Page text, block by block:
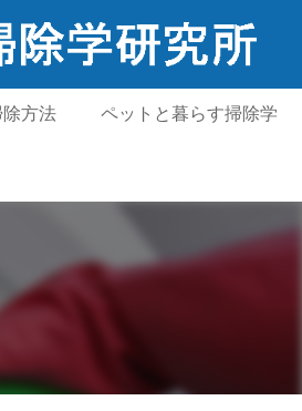
方法 ペットと暮らす掃除学